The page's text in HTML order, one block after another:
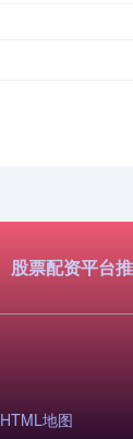
股票配资平台
HTML地图